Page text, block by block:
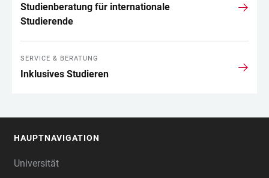
Studienberatung für internationale
Studierende
SERVICE & BERATUNG
Inklusives Studieren
HAUPTNAVIGATION
Universität